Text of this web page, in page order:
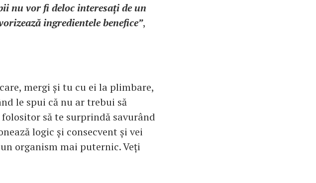
nu vor fi deloc interesați de un
ingredientele benefice”,
mergi și tu cu ei la plimbare,
le spui că nu ar trebui să
să te surprindă savurând
logic și consecvent și vei
organism mai puternic. Veți